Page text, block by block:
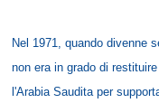
Nel 1971, quando divenne
non era in grado di
l'Arabia Saudita per